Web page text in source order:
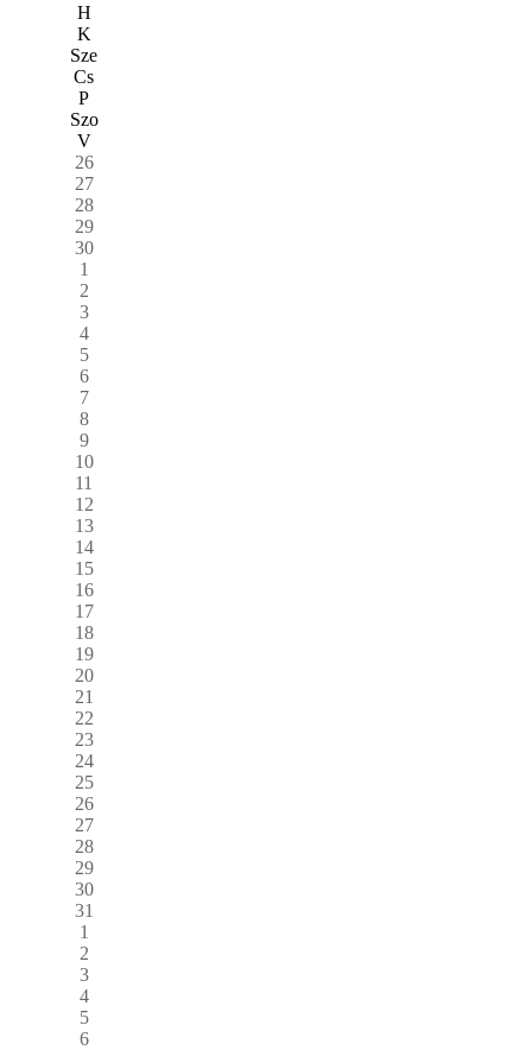
H
K
Sze
Cs
P
Szo
V
26
27
28
29
30
1
2
3
4
5
6
7
8
9
10
11
12
13
14
15
16
17
18
19
20
21
22
23
24
25
26
27
28
29
30
31
1
2
3
4
5
6